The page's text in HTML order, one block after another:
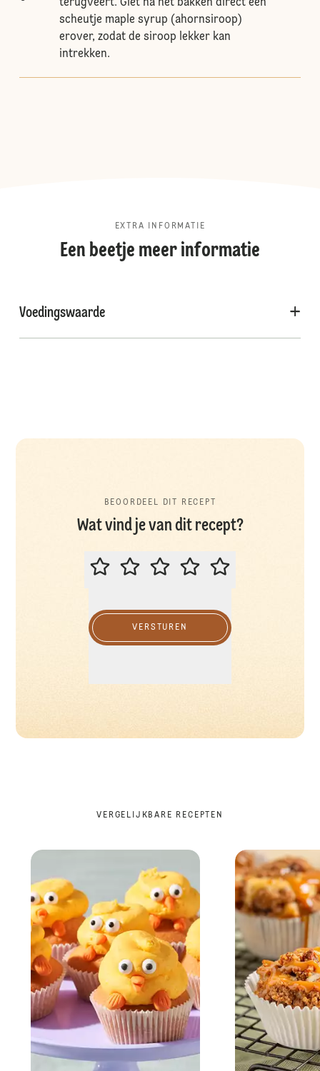
terugveert. Giet na het bakken direct een
scheutje maple syrup (ahornsiroop)
erover, zodat de siroop lekker kan
intrekken.
EXTRA INFORMATIE
Een beetje meer informatie
Voedingswaarde
BEOORDEEL DIT RECEPT
Wat vind je van dit recept?
BEOORDEEL DIT RECEPT
VERSTUREN
VERGELIJKBARE RECEPTEN